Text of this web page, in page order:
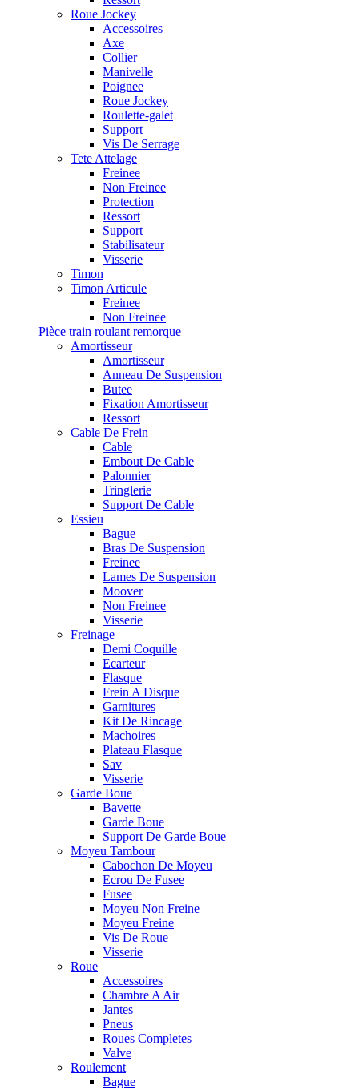
Roue Jockey
Accessoires
Axe
Collier
Manivelle
Poignee
Roue Jockey
Roulette-galet
Support
Vis De Serrage
Tete Attelage
Freinee
Non Freinee
Protection
Ressort
Support
Stabilisateur
Visserie
Timon
Timon Articule
Freinee
Non Freinee
Pièce train roulant remorque
Amortisseur
Amortisseur
Anneau De Suspension
Butee
Fixation Amortisseur
Ressort
Cable De Frein
Cable
Embout De Cable
Palonnier
Tringlerie
Support De Cable
Essieu
Bague
Bras De Suspension
Freinee
Lames De Suspension
Moover
Non Freinee
Visserie
Freinage
Demi Coquille
Ecarteur
Flasque
Frein A Disque
Garnitures
Kit De Rincage
Machoires
Plateau Flasque
Sav
Visserie
Garde Boue
Bavette
Garde Boue
Support De Garde Boue
Moyeu Tambour
Cabochon De Moyeu
Ecrou De Fusee
Fusee
Moyeu Non Freine
Moyeu Freine
Vis De Roue
Visserie
Roue
Accessoires
Chambre A Air
Jantes
Pneus
Roues Completes
Valve
Roulement
Bague